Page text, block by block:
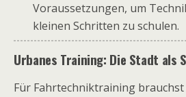
Voraussetzungen, um
kleinen Schritten zu schulen.
Urbanes Training: Die Stadt als
Für Fahrtechniktraining